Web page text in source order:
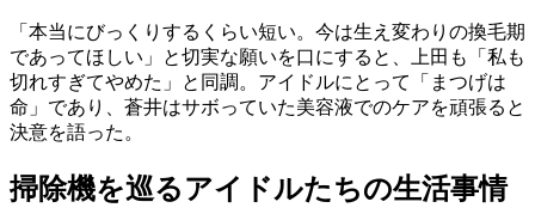
「本当にびっくりするくらい短い。今は生え変わりの換毛期
であってほしい」と切実な願いを口にすると、上田も「私も
切れすぎてやめた」と同調。アイドルにとって「まつげは
命」であり、蒼井はサボっていた美容液でのケアを頑張ると
決意を語った。
掃除機を巡るアイドルたちの生活事情